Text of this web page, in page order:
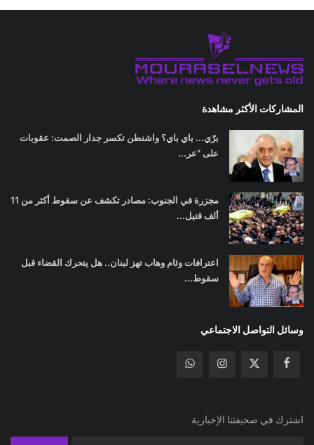
المشاركات الأكثر مشاهدة
برّي... باي باي؟ واشنطن تكسر جدار الصمت: عقوبات
على "عر...
مجزرة في الجنوب: مصادر تكشف عن سقوط أكثر من 11
ألف قتيل...
اعترافات وئام وهاب تهز لبنان.. هل يتحرك القضاء قبل
سقوط...
وسائل التواصل الاجتماعي
اشترك في صحيفتنا الإخبارية